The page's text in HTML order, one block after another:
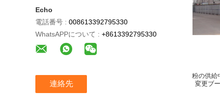
Echo
電話番号 : 008613392795330
WhatsAPPについて : +8613392795330
連絡先
粉の供給
変更ブ